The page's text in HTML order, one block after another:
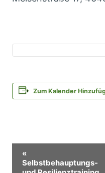
Zum Kalender
«
Selbstbehauptungs-